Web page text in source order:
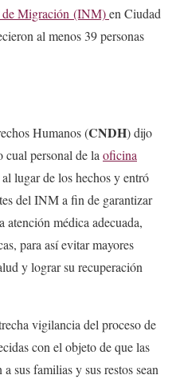
Migración (INM)en Ciudad
al menos 39 personas
Humanos (CNDH) dijo
cual personal de la oficina
lugar de los hechos y entró
del INM a fin de garantizar
atención médica adecuada,
para así evitar mayores
y lograr su recuperación
vigilancia del proceso de
con el objeto de que las
sus familias y sus restos sean